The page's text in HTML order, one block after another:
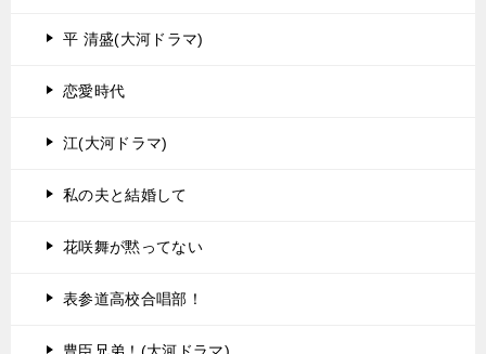
平 清盛(大河ドラマ)
恋愛時代
江(大河ドラマ)
私の夫と結婚して
花咲舞が黙ってない
表参道高校合唱部！